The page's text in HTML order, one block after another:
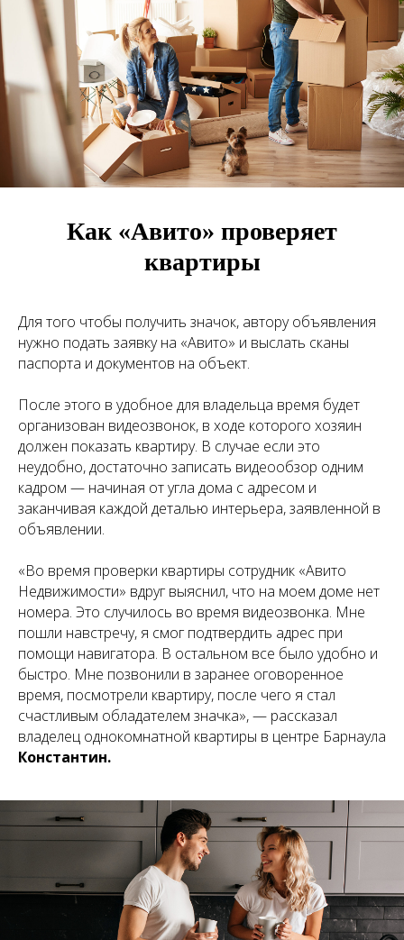
Как «Авито» проверяет
квартиры
Для того чтобы получить значок, автору объявления
нужно подать заявку на «Авито» и выслать сканы
паспорта и документов на объект.
После этого в удобное для владельца время будет
организован видеозвонок, в ходе которого хозяин
должен показать квартиру. В случае если это
неудобно, достаточно записать видеообзор одним
кадром — начиная от угла дома с адресом и
заканчивая каждой деталью интерьера, заявленной в
объявлении.
«Во время проверки квартиры сотрудник «Авито
Недвижимости» вдруг выяснил, что на моем доме нет
номера. Это случилось во время видеозвонка. Мне
пошли навстречу, я смог подтвердить адрес при
помощи навигатора. В остальном все было удобно и
быстро. Мне позвонили в заранее оговоренное
время, посмотрели квартиру, после чего я стал
счастливым обладателем значка», — рассказал
владелец однокомнатной квартиры в центре Барнаула
Константин.